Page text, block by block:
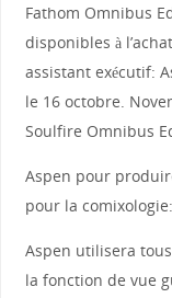
Fathom Omnibus
disponibles à
assistant exécutif:
le 16 octobre.
Soulfire Omnibus
Aspen pour
pour la comixologie:
Aspen utilisera
la fonction de vue